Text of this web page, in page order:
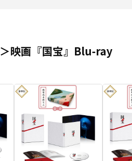
映画『国宝』Blu-ray